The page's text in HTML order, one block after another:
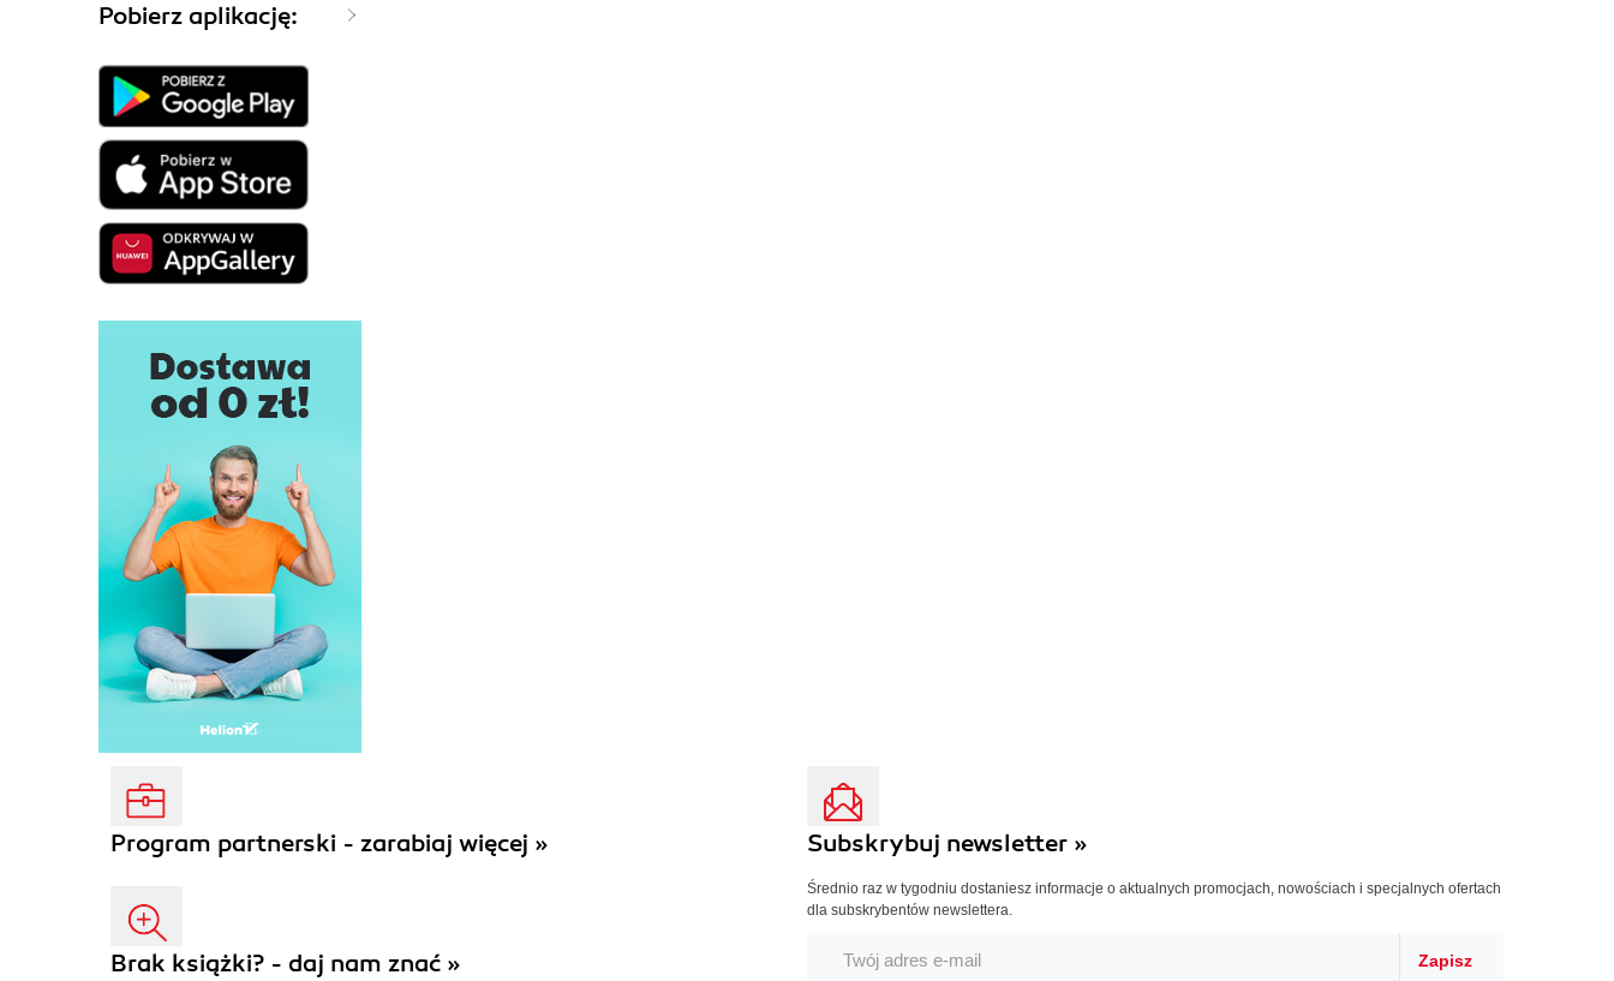
Pobierz aplikację:
Program partnerski - zarabiaj więcej »
Brak książki? - daj nam znać »
Subskrybuj newsletter »
Średnio raz w tygodniu dostaniesz informacje o aktualnych promocjach, nowościach i specjalnych ofertach
dla subskrybentów newslettera.
Zapisz